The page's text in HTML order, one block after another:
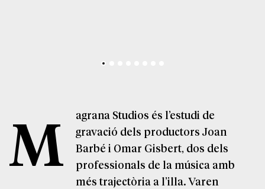
M
agrana Studios és l’estudi de
gravació dels productors Joan
Barbé i Omar Gisbert, dos dels
professionals de la música amb
més trajectòria a l’illa. Varen